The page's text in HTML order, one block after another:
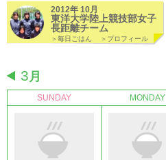
2012年 10月
東洋大学陸上競技部女子
長距離チーム
＞毎日ごはん ＞プロフィール
3月
SUNDAY MONDAY